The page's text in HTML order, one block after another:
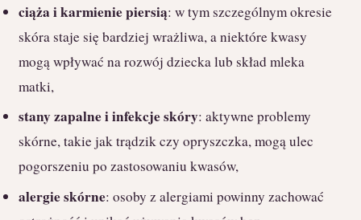
ciąża i karmienie piersią: w tym szczególnym okresie
skóra staje się bardziej wrażliwa, a niektóre kwasy
mogą wpływać na rozwój dziecka lub skład mleka
matki,
stany zapalne i infekcje skóry: aktywne problemy
skórne, takie jak trądzik czy opryszczka, mogą ulec
pogorszeniu po zastosowaniu kwasów,
alergie skórne: osoby z alergiami powinny zachować